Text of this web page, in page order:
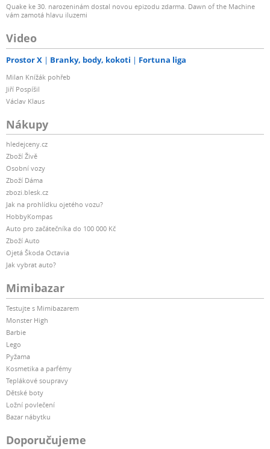
Quake ke 30. narozeninám dostal novou epizodu zdarma. Dawn of the Machine
vám zamotá hlavu iluzemi
Video
Prostor X Branky, body, kokoti Fortuna liga
Milan Knížák pohřeb
Jiří Pospíšil
Václav Klaus
Nákupy
hledejceny.cz
Zboží Živě
Osobní vozy
Zboží Dáma
zbozi.blesk.cz
Jak na prohlídku ojetého vozu?
HobbyKompas
Auto pro začátečníka do 100 000 Kč
Zboží Auto
Ojetá Škoda Octavia
Jak vybrat auto?
Mimibazar
Testujte s Mimibazarem
Monster High
Barbie
Lego
Pyžama
Kosmetika a parfémy
Teplákové soupravy
Dětské boty
Ložní povlečení
Bazar nábytku
Doporučujeme